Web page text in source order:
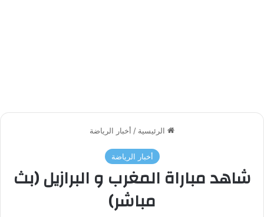
الرئيسية / أخبار الرياضة
أخبار الرياضة
شاهد مباراة المغرب و البرازيل (بث
مباشر)